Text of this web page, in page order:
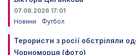
07.08.2026 17:01
Новини
Футбол
Терористи з росії обстріляли
Чорноморця (фото)